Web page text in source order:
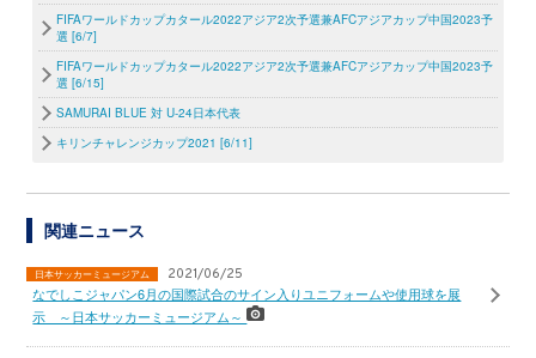
FIFAワールドカップカタール2022アジア2次予選兼AFCアジアカップ中国2023予
選 [6/7]
FIFAワールドカップカタール2022アジア2次予選兼AFCアジアカップ中国2023予
選 [6/15]
SAMURAI BLUE 対 U-24日本代表
キリンチャレンジカップ2021 [6/11]
関連ニュース
日本サッカーミュージアム 2021/06/25
なでしこジャパン6月の国際試合のサイン入りユニフォームや使用球を展
示 ～日本サッカーミュージアム～